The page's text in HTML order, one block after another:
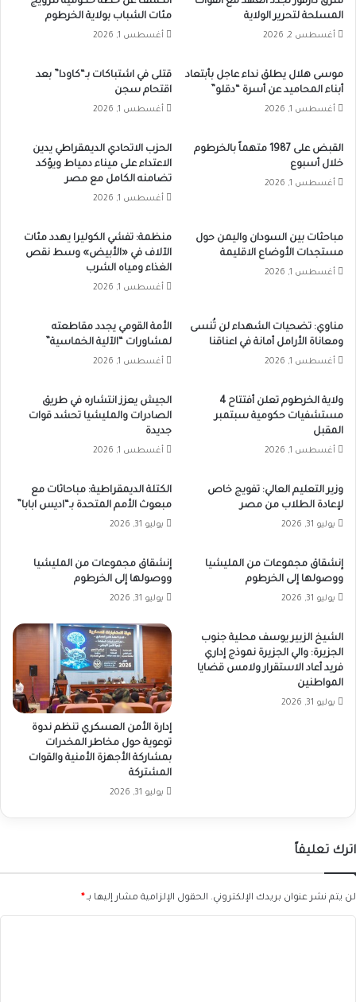
المسلحة لتحرير الولاية
أغسطس 2, 2026
مئات الشباب بولاية الخرطوم
أغسطس 1, 2026
موسى هلال يطلق نداء عاجل بأبتعاد
أبناء المحاميد عن أسرة “دقلو”
أغسطس 1, 2026
قتلى في اشتباكات بـ“كاودا” بعد
اقتحام سجن
أغسطس 1, 2026
القبض على 1987 متهماً بالخرطوم
خلال أسبوع
أغسطس 1, 2026
الحزب الاتحادي الديمقراطي يدين
الاعتداء على ميناء دمياط ويؤكد
تضامنه الكامل مع مصر
أغسطس 1, 2026
مباحثات بين السودان واليمن حول
مستجدات الأوضاع الاقليمة
أغسطس 1, 2026
منظمة: تفشي الكوليرا يهدد مئات
الآلاف في «الأبيض» وسط نقص
الغذاء ومياه الشرب
أغسطس 1, 2026
مناوي: تضحيات الشهداء لن تُنسى
ومعاناة الأرامل أمانة في اعناقنا
أغسطس 1, 2026
الأمة القومي يجدد مقاطعته
لمشاورات “الآلية الخماسية”
أغسطس 1, 2026
ولاية الخرطوم تعلن أفتتاح 4
مستشفيات حكومية سبتمبر
المقبل
أغسطس 1, 2026
الجيش يعزز انتشاره في طريق
الصادرات والمليشيا تحشد قوات
جديدة
أغسطس 1, 2026
وزير التعليم العالي: تفويج خاص
لإعادة الطلاب من مصر
يوليو 31, 2026
الكتلة الديمقراطية: مباحاثات مع
مبعوث الأمم المتحدة بـ“اديس ابابا”
يوليو 31, 2026
إنشقاق مجموعات من المليشيا
ووصولها إلى الخرطوم
يوليو 31, 2026
إنشقاق مجموعات من المليشيا
ووصولها إلى الخرطوم
يوليو 31, 2026
الشيخ الزبير يوسف محلية جنوب
الجزيرة: والي الجزيرة نموذج إداري
فريد أعاد الاستقرار ولامس قضايا
المواطنين
يوليو 31, 2026
إدارة الأمن العسكري تنظم ندوة
توعوية حول مخاطر المخدرات
بمشاركة الأجهزة الأمنية والقوات
المشتركة
يوليو 31, 2026
اترك تعليقاً
لن يتم نشر عنوان بريدك الإلكتروني. الحقول الإلزامية مشار إليها بـ *